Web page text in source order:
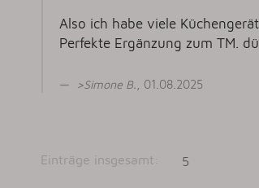
Also ich habe viele
Perfekte Ergänzung zum TM.
>Simone B. , 01.08.2025
Einträge insgesamt: 5